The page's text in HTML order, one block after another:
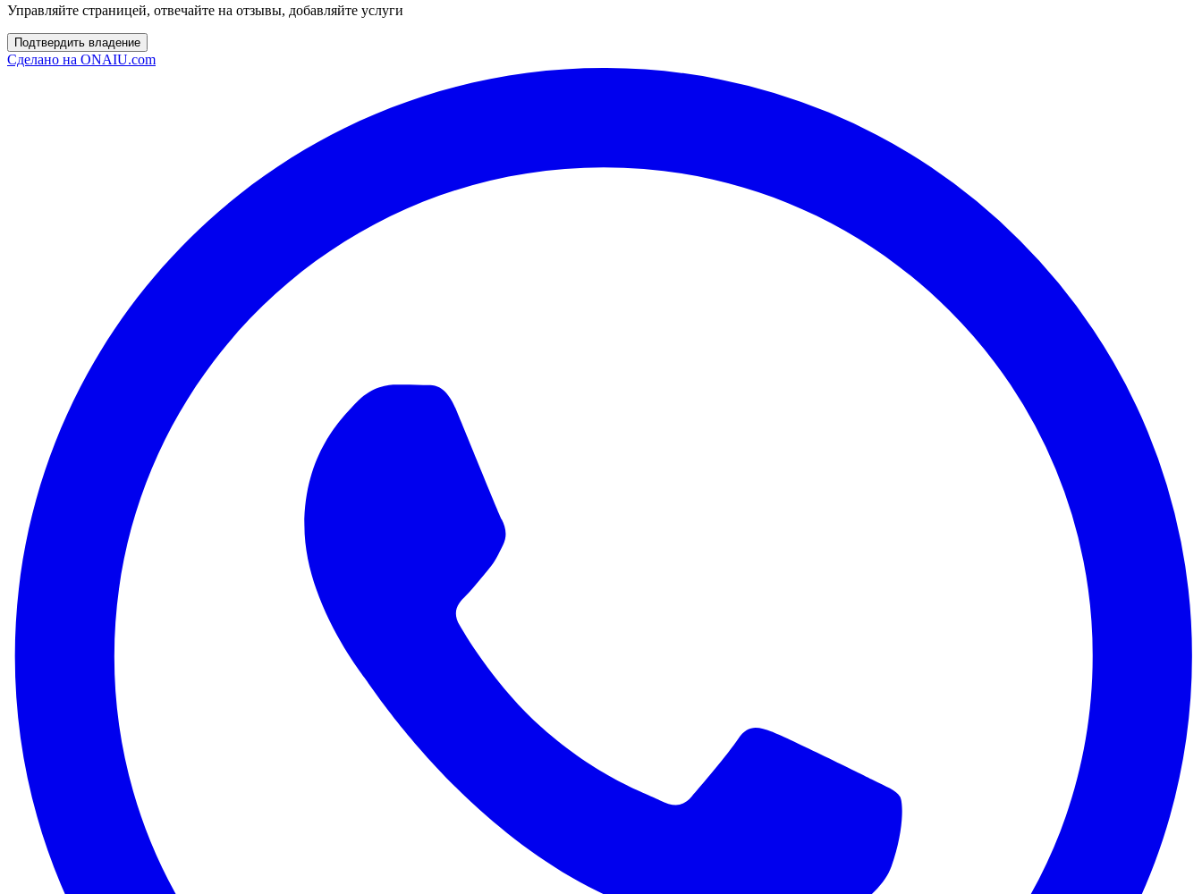
Управляйте страницей, отвечайте на отзывы, добавляйте услуги
Подтвердить владение
Сделано на ONAIU.com